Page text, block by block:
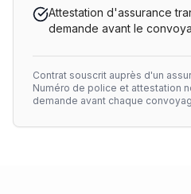
Attestation d'assurance
demande avant le
Contrat souscrit auprès d'un
Numéro de police et attestation
demande avant chaque